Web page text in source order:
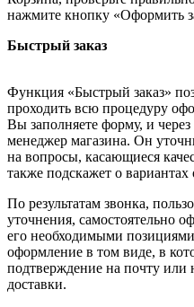
нажмите кнопку «Оформить
Быстрый заказ
Функция «Быстрый заказ»
проходить всю процедуру
Вы заполняете форму, и
менеджер магазина. Он
на вопросы, касающиеся
также подскажет о
По результатам звонка,
уточнения, самостоятельно
его необходимыми
оформление в том виде, в
подтверждение на почту
доставки.